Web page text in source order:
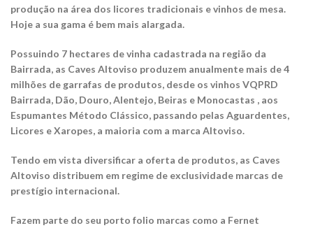
produção na área dos licores tradicionais e vinhos de mesa.
Hoje a sua gama é bem mais alargada.
Possuindo 7 hectares de vinha cadastrada na região da
Bairrada, as Caves Altoviso produzem anualmente mais de 4
milhões de garrafas de produtos, desde os vinhos VQPRD
Bairrada, Dão, Douro, Alentejo, Beiras e Monocastas , aos
Espumantes Método Clássico, passando pelas Aguardentes,
Licores e Xaropes, a maioria com a marca Altoviso.
Tendo em vista diversificar a oferta de produtos, as Caves
Altoviso distribuem em regime de exclusividade marcas de
prestígio internacional.
Fazem parte do seu porto folio marcas como a Fernet